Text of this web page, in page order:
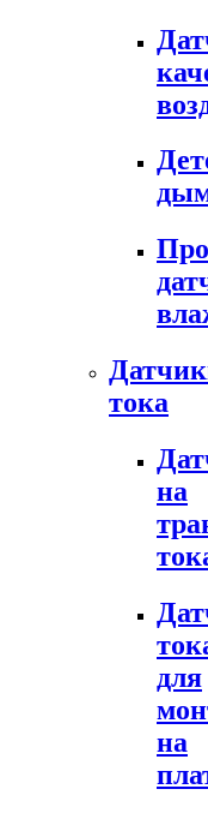
тока
на
для
на